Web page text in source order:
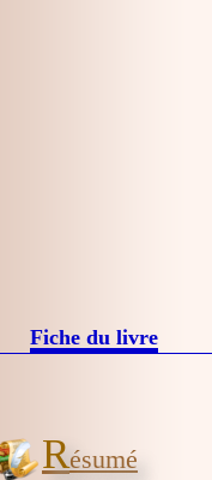
Fiche du livre
Résumé